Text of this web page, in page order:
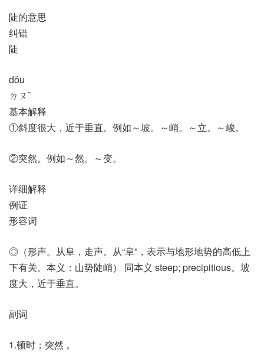
陡的意思
纠错
陡
dǒu
ㄉㄡˇ
基本解释
①斜度很大，近于垂直。例如～坡。～峭。～立。～峻。
②突然。例如～然。～变。
详细解释
例证
形容词
◎（形声。从阜，走声。从“阜”，表示与地形地势的高低上
下有关。本义：山势陡峭） 同本义 steep; precipitious。坡
度大，近于垂直。
副词
1.顿时；突然 。